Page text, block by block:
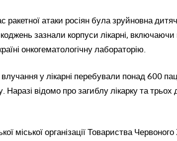
ракетної атаки росіян була зруйновна
зазнали корпуси лікарні, включаючи
онкогематологічну лабораторію.
у лікарні перебували понад 600
відомо про загиблу лікарку та трьох
міської організації Товариства